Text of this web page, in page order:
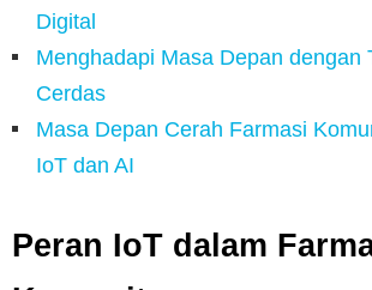
Digital
Menghadapi Masa Depan dengan
Cerdas
Masa Depan Cerah Farmasi
IoT dan AI
Peran IoT dalam